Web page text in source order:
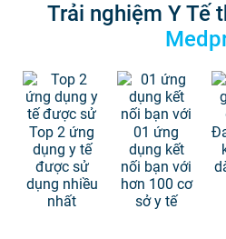
Trải nghiệm Y Tế
Top 2 ứng
dụng y tế
được sử
dụng nhiều
nhất
01 ứng
dụng kết
nối bạn với
hơn 100 cơ
sở y tế